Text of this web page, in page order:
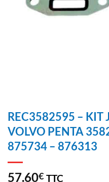
REC3582595 – KIT
VOLVO PENTA
875734 – 876313
57.60€ TTC